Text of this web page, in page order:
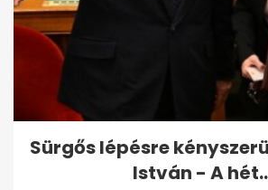
Sürgős lépésre
István - A